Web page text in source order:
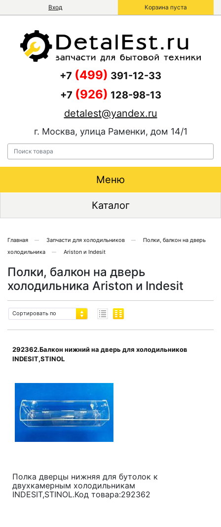
Вход Корзина пуста
+7 (499) 391-12-33
+7 (926) 128-98-13
detalest@yandex.ru
г. Москва, улица Раменки, дом 14/1
Меню
Каталог
Главная Запчасти для холодильников
Полки, балкон на дверь
холодильника
Ariston и Indesit
Полки, балкон на дверь
холодильника Ariston и Indesit
Сортировать по
292362.Балкон нижний на дверь для холодильников
INDESIT,STINOL
Полка дверцы нижняя для бутолок к
двухкамерным холодильникам
INDESIT,STINOL.Код товара:292362